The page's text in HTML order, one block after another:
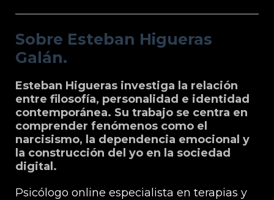
Sobre Esteban Higueras
Galán.
Esteban Higueras investiga la relación
entre filosofía, personalidad e identidad
contemporánea. Su trabajo se centra en
comprender fenómenos como el
narcisismo, la dependencia emocional y
la construcción del yo en la sociedad
digital.
Psicólogo online especialista en terapias y